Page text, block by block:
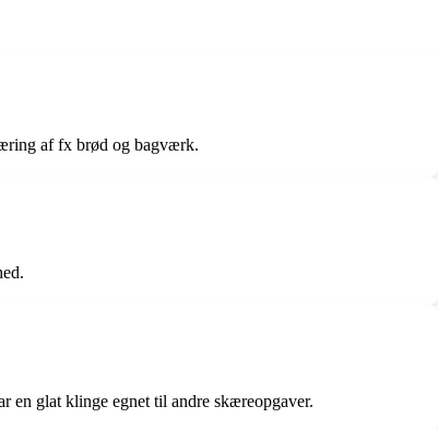
af fx brød og bagværk.
en glat klinge egnet til andre skæreopgaver.